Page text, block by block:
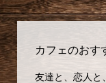
カフェのおす
友達と、恋人と